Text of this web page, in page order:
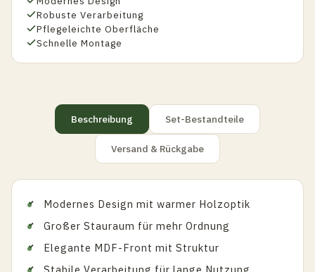
Robuste Verarbeitung
Pflegeleichte Oberfläche
Schnelle Montage
Beschreibung Set-Bestandteile
Versand & Rückgabe
Modernes Design mit warmer Holzoptik
Großer Stauraum für mehr Ordnung
Elegante MDF-Front mit Struktur